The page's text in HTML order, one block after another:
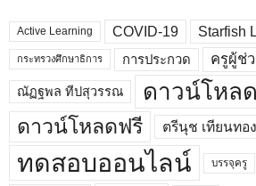
Active Learning COVID-19 Starfish
กระทรวงศึกษาธิการ การประกวด ครูผู้ช่
ณัฏฐพล ทีปสุวรรณ ดาวน์โหลด
ดาวน์โหลดฟรี ตรีนุช เทียนทอง
ทดสอบออนไลน์ บรรจุครู